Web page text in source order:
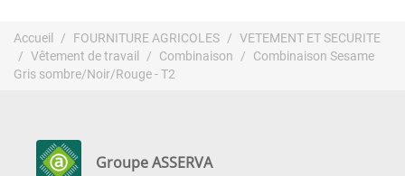
Accueil FOURNITURE AGRICOLES
VETEMENT ET SECURITE
Vêtement de travail
Combinaison
Combinaison Sesame
Gris sombre/Noir/Rouge - T2
Groupe ASSERVA